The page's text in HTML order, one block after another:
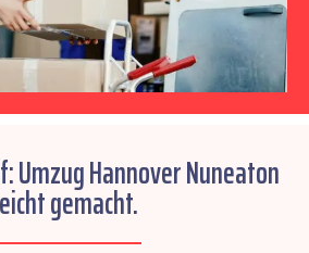
Umzug Hannover Nuneaton
gemacht.